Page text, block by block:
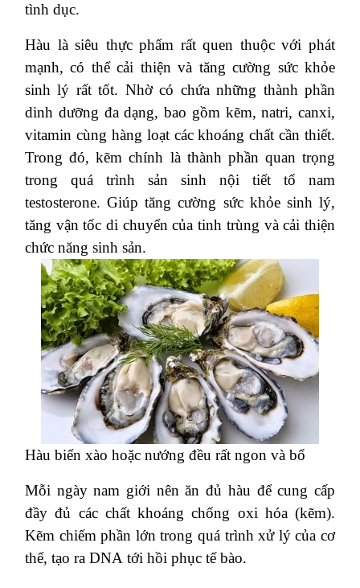
tình dục.
Hàu là siêu thực phẩm rất quen thuộc với phát
mạnh, có thể cải thiện và tăng cường sức khỏe
sinh lý rất tốt. Nhờ có chứa những thành phần
dinh dưỡng đa dạng, bao gồm kẽm, natri, canxi,
vitamin cùng hàng loạt các khoáng chất cần thiết.
Trong đó, kẽm chính là thành phần quan trọng
trong quá trình sản sinh nội tiết tố nam
testosterone. Giúp tăng cường sức khỏe sinh lý,
tăng vận tốc di chuyển của tinh trùng và cải thiện
chức năng sinh sản.
Hàu biển xào hoặc nướng đều rất ngon và bổ
Mỗi ngày nam giới nên ăn đủ hàu để cung cấp
đầy đủ các chất khoáng chống oxi hóa (kẽm).
Kẽm chiếm phần lớn trong quá trình xử lý của cơ
thể, tạo ra DNA tới hồi phục tế bào.